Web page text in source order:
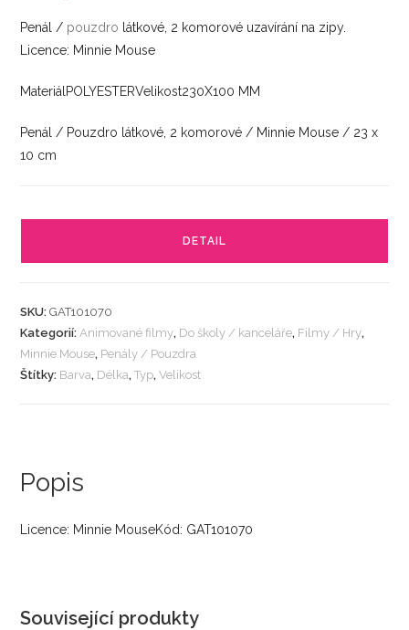
Penál / pouzdro látkové, 2 komorové uzavírání na zipy.
Licence: Minnie Mouse
MateriálPOLYESTERVelikost230X100 MM
Penál / Pouzdro látkové, 2 komorové / Minnie Mouse / 23 x
10 cm
DETAIL
SKU:GAT101070
Kategorií: Animované filmy, Do školy / kanceláře, Filmy / Hry,
Minnie Mouse, Penály / Pouzdra
Štítky: Barva, Délka,Typ,Velikost
Popis
Licence: Minnie MouseKód: GAT101070
Související produkty